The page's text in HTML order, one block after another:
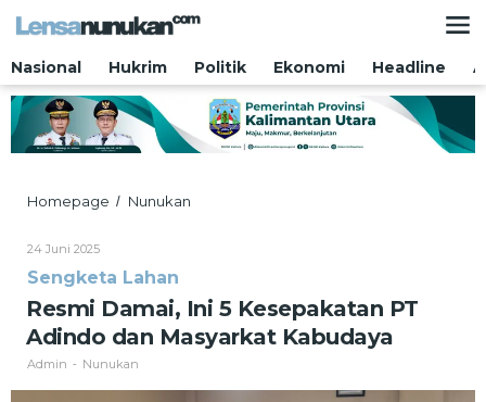
Nasional
Hukrim Politik Ekonomi Headline
Homepage / Nunukan
Adindo
dan
24 Juni 2025Oleh
Sengketa Lahan
Resmi Damai, Ini 5 Kesepakatan PT
Adindo dan Masyarkat Kabudaya
Admin - Nunukan